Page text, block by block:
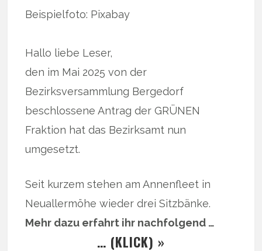
Beispielfoto: Pixabay
Hallo liebe Leser,
den im Mai 2025 von der
Bezirksversammlung Bergedorf
beschlossene Antrag der GRÜNEN
Fraktion hat das Bezirksamt nun
umgesetzt.
Seit kurzem stehen am Annenfleet in
Neuallermöhe wieder drei Sitzbänke.
Mehr dazu erfahrt ihr nachfolgend …
… (KLICK) »